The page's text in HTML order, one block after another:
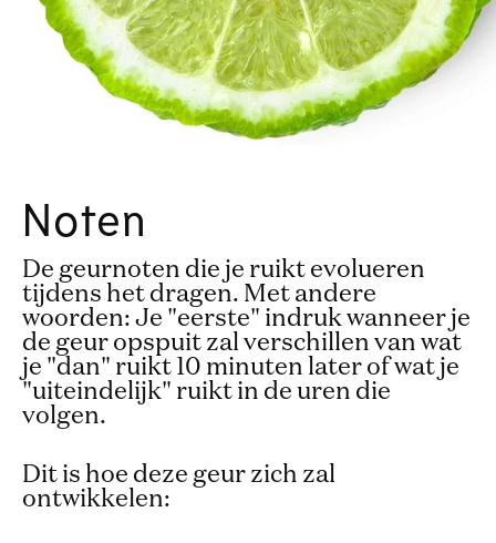
Noten
De geurnoten die je ruikt evolueren
tijdens het dragen. Met andere
woorden: Je "eerste" indruk wanneer je
de geur opspuit zal verschillen van wat
je "dan" ruikt 10 minuten later of wat je
"uiteindelijk" ruikt in de uren die
volgen.
Dit is hoe deze geur zich zal
ontwikkelen: